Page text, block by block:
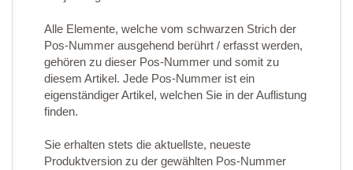
Alle Elemente, welche vom schwarzen Strich der
Pos-Nummer ausgehend berührt / erfasst werden,
gehören zu dieser Pos-Nummer und somit zu
diesem Artikel. Jede Pos-Nummer ist ein
eigenständiger Artikel, welchen Sie in der Auflistung
finden.
Sie erhalten stets die aktuellste, neueste
Produktversion zu der gewählten Pos-Nummer